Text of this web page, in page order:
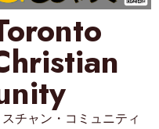
チャン・コミュニティ